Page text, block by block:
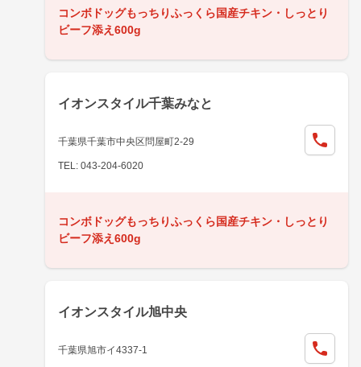
コンボドッグもっちりふっくら国産チキン・しっとり
ビーフ添え600g
イオンスタイル千葉みなと
千葉県千葉市中央区問屋町2-29
TEL: 043-204-6020
コンボドッグもっちりふっくら国産チキン・しっとり
ビーフ添え600g
イオンスタイル旭中央
千葉県旭市イ4337-1